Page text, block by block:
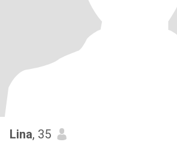
Lina, 35